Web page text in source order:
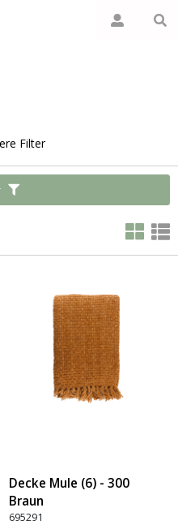
Filter
Decke Mule (6) - 300
Braun
695291